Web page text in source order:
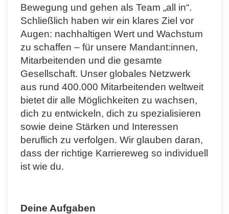
Bewegung und gehen als Team „all in“.
Schließlich haben wir ein klares Ziel vor
Augen: nachhaltigen Wert und Wachstum
zu schaffen – für unsere Mandant:innen,
Mitarbeitenden und die gesamte
Gesellschaft. Unser globales Netzwerk
aus rund 400.000 Mitarbeitenden weltweit
bietet dir alle Möglichkeiten zu wachsen,
dich zu entwickeln, dich zu spezialisieren
sowie deine Stärken und Interessen
beruflich zu verfolgen. Wir glauben daran,
dass der richtige Karriereweg so individuell
ist wie du.
Deine Aufgaben